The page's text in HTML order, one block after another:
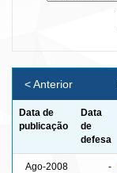
< Anterior
Data de
publicação
Data
de
defesa
Ago-2008 -